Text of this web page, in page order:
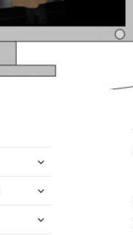
expand
menu
expand
menu
expand